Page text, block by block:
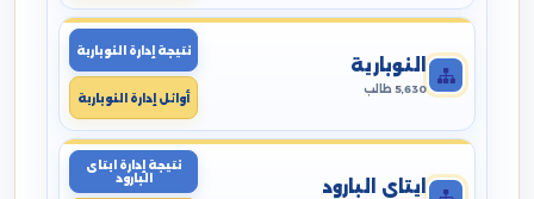
النوبارية
5,630 طالب
نتيجة إدارة النوبارية
أوائل إدارة النوبارية
ايتاى البارود
نتيجة إدارة ايتاى
البارود